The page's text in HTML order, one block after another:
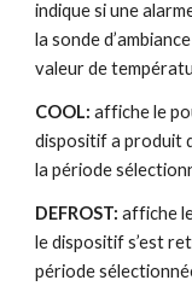
indique si une
la sonde
valeur de
COOL: affiche le
dispositif a produit
la période
DEFROST: affiche
le dispositif s’est
période